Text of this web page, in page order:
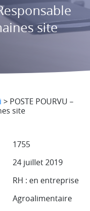
site
> POSTE POURVU –
site
1755
24 juillet 2019
RH : en entreprise
Agroalimentaire